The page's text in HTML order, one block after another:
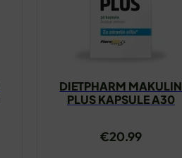
DIETPHARM MAKULIN
PLUS KAPSULE A30
€20.99